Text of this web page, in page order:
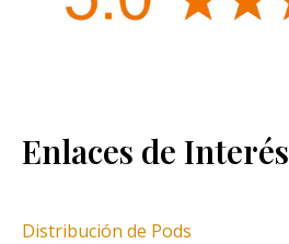
Enlaces de Interés
Distribución de Pods